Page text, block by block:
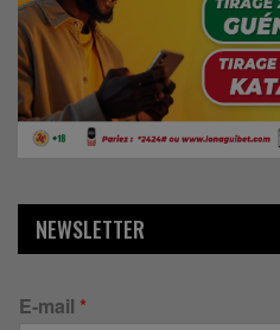
NEWSLETTER
E-mail *